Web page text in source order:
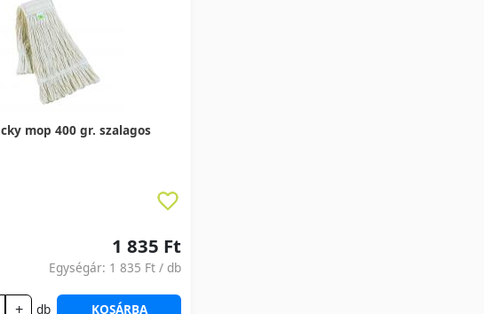
mop 400 gr. szalagos
1 835 Ft
Egységár: 1 835 Ft / db
+ db KOSÁRBA